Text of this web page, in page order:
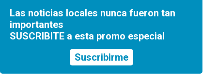
Las noticias locales nunca fueron tan
importantes
SUSCRIBITE a esta promo especial
Suscribirme